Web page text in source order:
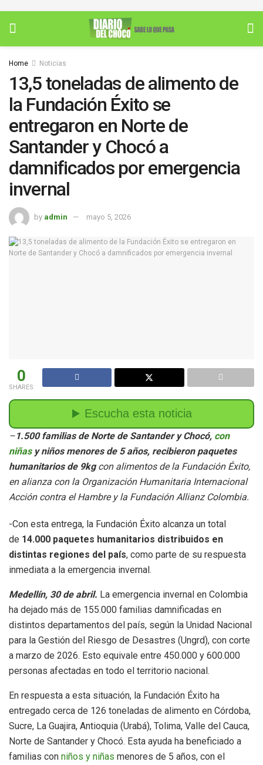
Home Noticias
13,5 toneladas de alimento de
la Fundación Éxito se
entregaron en Norte de
Santander y Chocó a
damnificados por emergencia
invernal
by admin mayo 5, 2026
0
SHARES
–1.500 familias de Norte de Santander y Chocó, con
niñasy niños menores de 5 años, recibieron paquetes
humanitarios de 9kgcon alimentos de la Fundación Éxito,
en alianza con la Organización Humanitaria Internacional
Acción contra el Hambre y la Fundación Allianz Colombia.
-Con esta entrega, la Fundación Éxito alcanza un total
de 14.000 paquetes humanitarios distribuidos en
distintas regiones del país, como parte de su respuesta
inmediata a la emergencia invernal.
Medellín, 30 de abril. La emergencia invernal en Colombia
ha dejado más de 155.000 familias damnificadas en
distintos departamentos del país, según la Unidad Nacional
para la Gestión del Riesgo de Desastres (Ungrd), con corte
a marzo de 2026. Esto equivale entre 450.000 y 600.000
personas afectadas en todo el territorio nacional.
En respuesta a esta situación, la Fundación Éxito ha
entregado cerca de 126 toneladas de alimento en Córdoba,
Sucre, La Guajira, Antioquia (Urabá), Tolima, Valle del Cauca,
Norte de Santander y Chocó. Esta ayuda ha beneficiado a
familias con niños y niñas menores de 5 años, con el